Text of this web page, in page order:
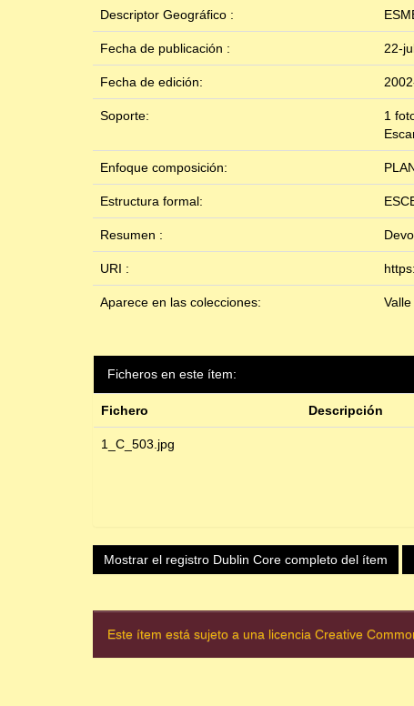
Descriptor Geográfico :
Fecha de publicación : 22-
Fecha de edición:
Soporte:
1
Enfoque composición:
Estructura formal:
Resumen :
URI :
Aparece en las colecciones:
Ficheros en este ítem:
Fichero Descripción
1_C_503.jpg
Mostrar el registro Dublin Core completo del ítem
Este ítem está sujeto a una licencia Creative